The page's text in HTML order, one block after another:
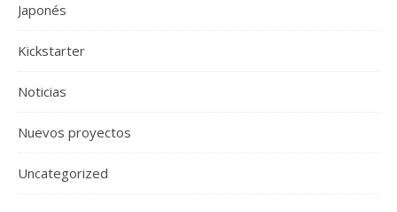
Japonés
Kickstarter
Noticias
Nuevos proyectos
Uncategorized